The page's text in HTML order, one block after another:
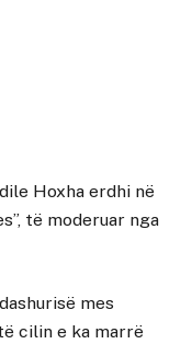
Hoxha erdhi në
të moderuar nga
mes
cilin e ka marrë